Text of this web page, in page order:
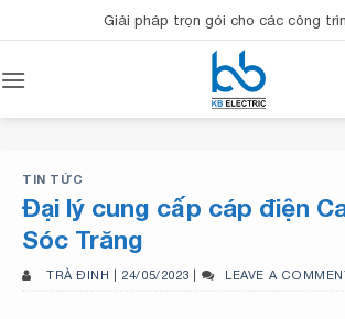
qua
dung
Giải pháp trọn gói cho các công
TIN TỨC
Đại lý cung cấp cáp điện
Sóc Trăng
TRÀ ĐINH | 24/05/2023 | LEAVE A